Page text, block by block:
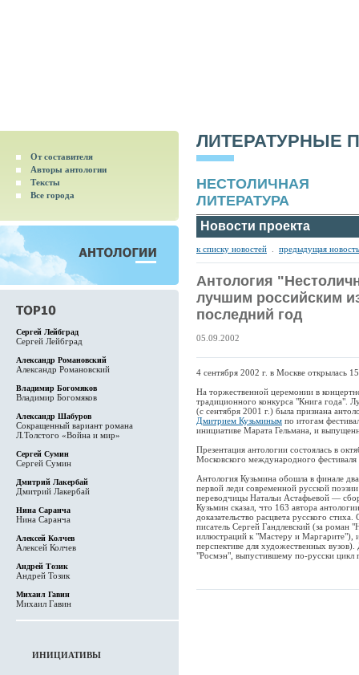
От составителя
Авторы антологии
Тексты
Все города
Сергей Лейбград
Сергей Лейбград
Александр Романовский
Александр Романовский
Владимир Богомяков
Владимир Богомяков
Александр Шабуров
Сокращенный вариант романа
Л.Толстого «Война и мир»
Сергей Сумин
Сергей Сумин
Дмитрий Лакербай
Дмитрий Лакербай
Нина Саранча
Нина Саранча
Алексей Колчев
Алексей Колчев
Андрей Тозик
Андрей Тозик
Михаил Гавин
Михаил Гавин
ИНИЦИАТИВЫ
ЛИТЕРАТУРНЫЕ
НЕСТОЛИЧНАЯ
ЛИТЕРАТУРА
Новости проекта
к списку новостей предыдущая новость
Антология
лучшим российским
последний год
05.09.2002
4 сентября 2002 г. в Москве открылась
На торжественной церемонии в
традиционного конкурса "Книга года".
(с сентября 2001 г.) была признана
Дмитрием Кузьминым по итогам
инициативе Марата Гельмана, и
Презентация антологии состоялась в
Московского международного фестиваля
Антология Кузьмина обошла в финале
первой леди современной русской
переводчицы Натальи Астафьевой —
Кузьмин сказал, что 163 автора
доказательство расцвета русского
писатель Сергей Гандлевский (за роман
иллюстраций к "Мастеру и Маргарите"),
перспективе для художественных вузов).
"Росмэн", выпустившему по-русски цикл